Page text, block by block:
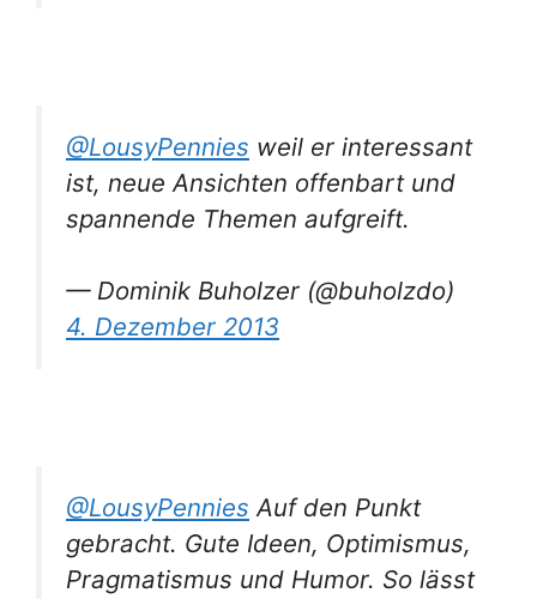
@LousyPennies weil er interessant
ist, neue Ansichten offenbart und
spannende Themen aufgreift.
— Dominik Buholzer (@buholzdo)
4. Dezember 2013
@LousyPennies Auf den Punkt
gebracht. Gute Ideen, Optimismus,
Pragmatismus und Humor. So lässt